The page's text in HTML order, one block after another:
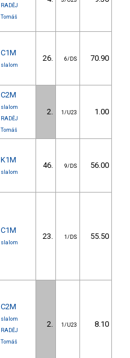
RADĚJ
Tomáš
C1M
slalom
26. 6/DS 70.90
C2M
slalom
RADĚJ
Tomáš
2. 1/U23 1.00
K1M
slalom
46. 9/DS 56.00
C1M
slalom
23. 1/DS 55.50
C2M
slalom
RADĚJ
Tomáš
2. 1/U23 8.10